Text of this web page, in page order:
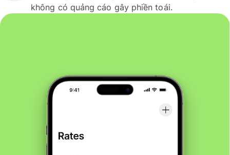
không có quảng cáo gây phiền toái.